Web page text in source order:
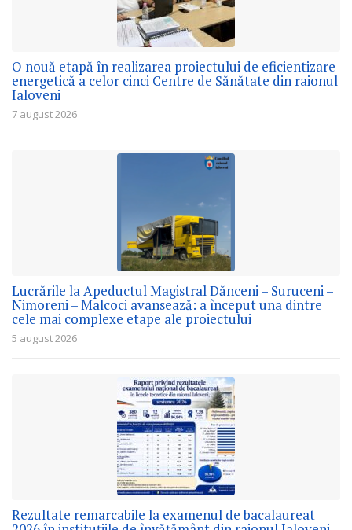
O nouă etapă în realizarea proiectului de eficientizare
energetică a celor cinci Centre de Sănătate din raionul
Ialoveni
7 august 2026
Lucrările la Apeductul Magistral Dănceni – Suruceni –
Nimoreni – Malcoci avansează: a început una dintre
cele mai complexe etape ale proiectului
5 august 2026
Rezultate remarcabile la examenul de bacalaureat